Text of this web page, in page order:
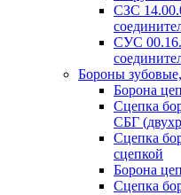
СЗС
СУС
Бороны
Борона
Сцепка
СБГ
Сцепка
сцепкой
Борона
Сцепка